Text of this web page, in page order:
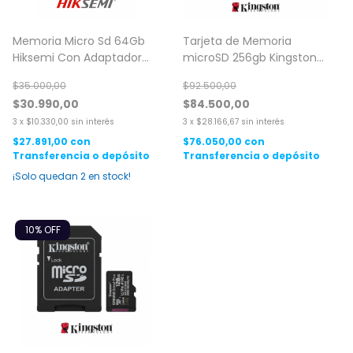
Memoria Micro Sd 64Gb
Hiksemi Con Adaptador
$30.990,00
$35.000,00
3 x $10.330,00 sin interés
$27.891,00 con
Transferencia o depósito
¡Solo quedan 2en stock!
Tarjeta de Memoria
microSD 256gb Kingston
$84.500,00
$92.500,00
3 x $28.166,67 sin interés
$76.050,00 con
Transferencia o depósito
10% OFF